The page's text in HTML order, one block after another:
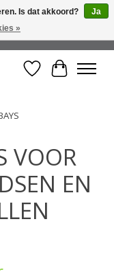
naar vrijblijvend
Verlanglijst
VOOR
EN
Is dat akkoord?
Ja
»